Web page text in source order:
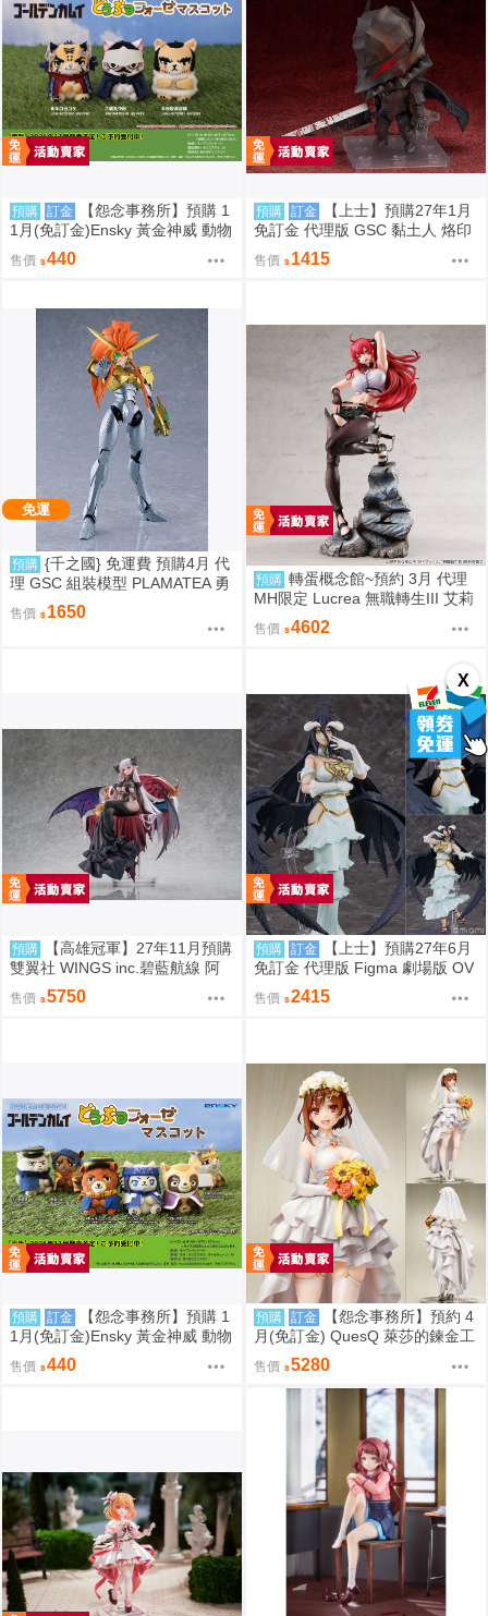
X
預購 訂金
【怨念事務所】預購 1
1月(免訂金)Ensky 黃金神威 動物
模樣坐姿娃吊飾 布偶 第2彈 3款
分售 三次再販 0816
售價 440
預購 訂金
【上士】預購27年1月
免訂金 代理版 GSC 黏土人 烙印
勇士 凱茲 狂戰士鎧甲Ver. BLOO
D EDITION
售價 1415
免運
預購 {千之國} 免運費 預購4月 代
理 GSC 組裝模型 PLAMATEA 勇
者王 獅子王凱 約16公分 9月10日
截止
售價 1650
預購 轉蛋概念館~預約 3月 代理
MH限定 Lucrea 無職轉生III 艾莉
絲 高約27公分 超商付款免訂金
售價 4602
預購
【高雄冠軍】27年11月預購
雙翼社 WINGS inc.碧藍航線 阿
爾比恩 銀月下的夜之眷屬 1/7 免
訂金
售價 5750
預購 訂金
【上士】預購27年6月
免訂金 代理版 Figma 劇場版 OV
ERLORD 聖王國篇 雅兒貝德
售價 2415
預購 訂金
【怨念事務所】預購 1
1月(免訂金)Ensky 黃金神威 動物
模樣坐姿娃吊飾 布偶 第1彈 6款
分售 三次再販 0816
售價 440
預購 訂金
【怨念事務所】預約 4
月(免訂金) QuesQ 萊莎的鍊金工
房 萊莎琳 斯托特 婚紗禮服Ver 1/
7 1025
售價 5280